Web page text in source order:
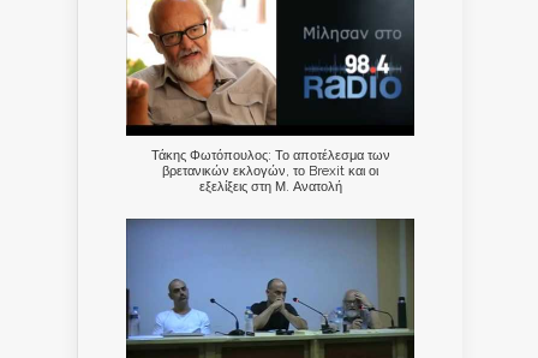
Τάκης Φωτόπουλος: Το αποτέλεσμα των
βρετανικών εκλογών, το Brexit και οι
εξελίξεις στη Μ. Ανατολή